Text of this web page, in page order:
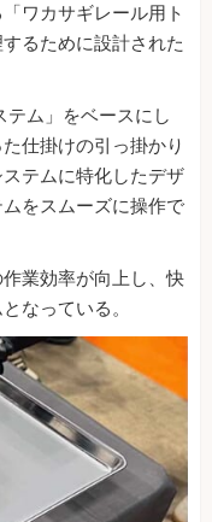
ワカサギレール用ト
るために設計された
テム」をベースにし
仕掛けの引っ掛かり
テムに特化したデザ
をスムーズに操作で
業効率が向上し、快
なっている。